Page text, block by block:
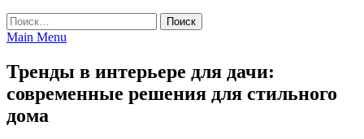
Найти:
Main Menu
Тренды в интерьере для дачи:
современные решения для стильного
дома